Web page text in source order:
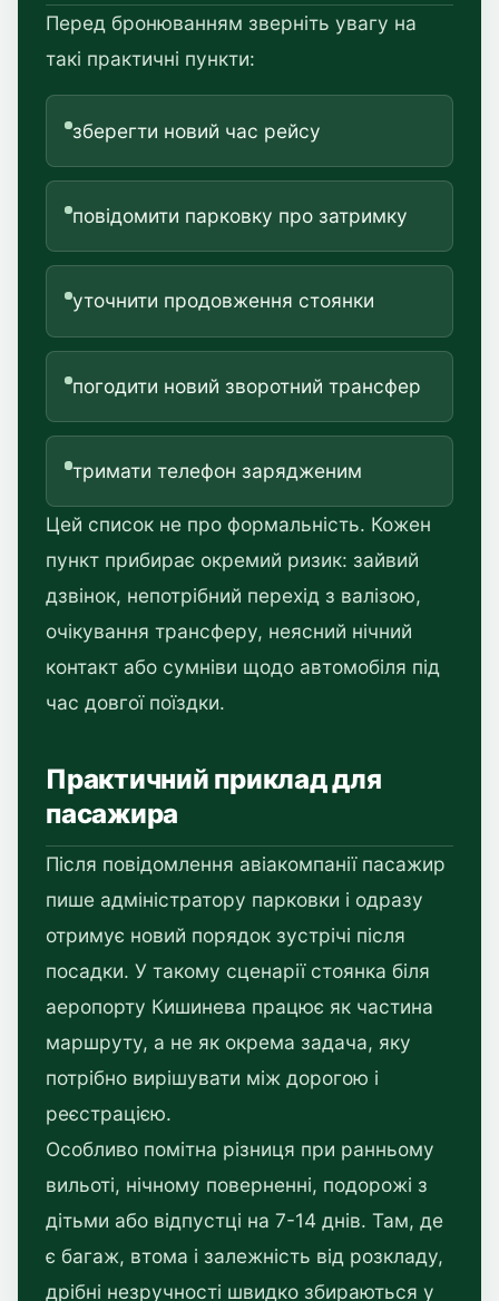
Перед бронюванням зверніть увагу на
такі практичні пункти:
зберегти новий час рейсу
повідомити парковку про затримку
уточнити продовження стоянки
погодити новий зворотний трансфер
тримати телефон зарядженим
Цей список не про формальність. Кожен
пункт прибирає окремий ризик: зайвий
дзвінок, непотрібний перехід з валізою,
очікування трансферу, неясний нічний
контакт або сумніви щодо автомобіля під
час довгої поїздки.
Практичний приклад для
пасажира
Після повідомлення авіакомпанії пасажир
пише адміністратору парковки і одразу
отримує новий порядок зустрічі після
посадки. У такому сценарії стоянка біля
аеропорту Кишинева працює як частина
маршруту, а не як окрема задача, яку
потрібно вирішувати між дорогою і
реєстрацією.
Особливо помітна різниця при ранньому
вильоті, нічному поверненні, подорожі з
дітьми або відпустці на 7-14 днів. Там, де
є багаж, втома і залежність від розкладу,
дрібні незручності швидко збираються у